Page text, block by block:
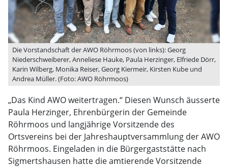
Die Vorstandschaft der AWO Röhrmoos (von links): Georg
Niederschweiberer, Anneliese Hauke, Paula Herzinger, Elfriede Dörr,
Karin Wilberg, Monika Reiser, Georg Kiermeir, Kirsten Kube und
Andrea Müller. (Foto: AWO Röhrmoos)
„Das Kind AWO weitertragen.“ Diesen Wunsch äusserte
Paula Herzinger, Ehrenbürgerin der Gemeinde
Röhrmoos und langjährige Vorsitzende des
Ortsvereins bei der Jahreshauptversammlung der AWO
Röhrmoos. Eingeladen in die Bürgergaststätte nach
Sigmertshausen hatte die amtierende Vorsitzende